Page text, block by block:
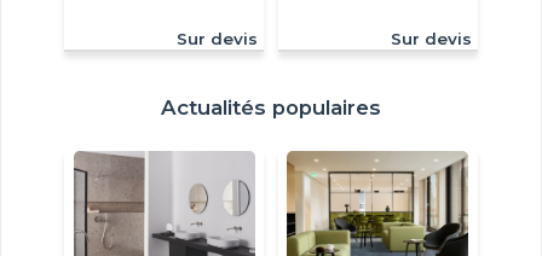
Sur devis Sur devis
Actualités populaires